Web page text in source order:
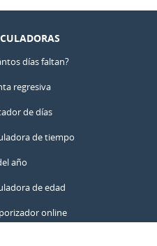
días faltan?
regresiva
de días
de tiempo
año
de edad
online